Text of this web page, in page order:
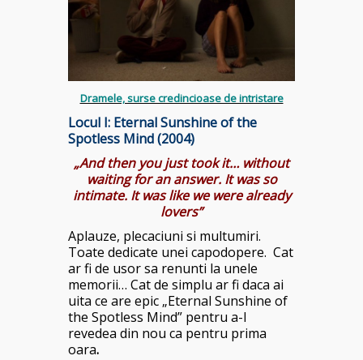
Dramele, surse credincioase de intristare
Locul I: Eternal Sunshine of the
Spotless Mind (2004)
„And then you just took it… without
waiting for an answer. It was so
intimate. It was like we were already
lovers”
Aplauze, plecaciuni si multumiri.
Toate dedicate unei capodopere. Cat
ar fi de usor sa renunti la unele
memorii… Cat de simplu ar fi daca ai
uita ce are epic „Eternal Sunshine of
the Spotless Mind” pentru a-l
revedea din nou ca pentru prima
oara.